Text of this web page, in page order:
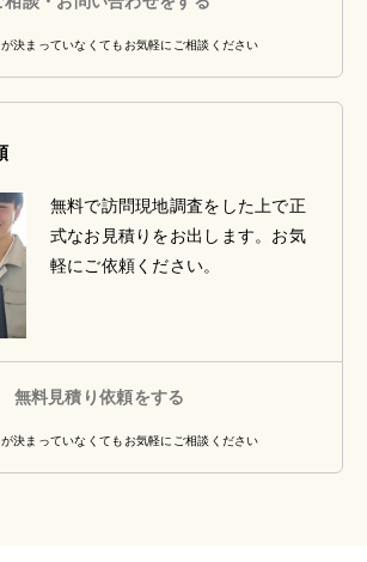
決まっていなくてもお気軽にご相談ください
無料で訪問現地調査をした上で正
式なお見積りをお出します。お気
軽にご依頼ください。
無料見積り依頼をする
決まっていなくてもお気軽にご相談ください